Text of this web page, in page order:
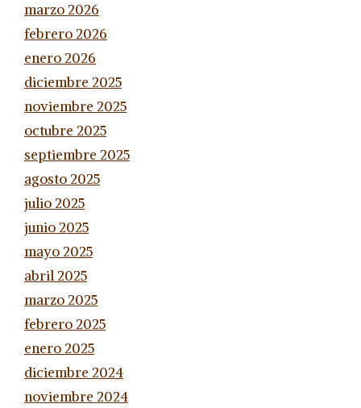
marzo 2026
febrero 2026
enero 2026
diciembre 2025
noviembre 2025
octubre 2025
septiembre 2025
agosto 2025
julio 2025
junio 2025
mayo 2025
abril 2025
marzo 2025
febrero 2025
enero 2025
diciembre 2024
noviembre 2024